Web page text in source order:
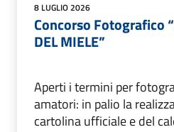
8 LUGLIO 2026
Concorso Fotografico
DEL MIELE”
Aperti i termini per
amatori: in palio la
cartolina ufficiale e del